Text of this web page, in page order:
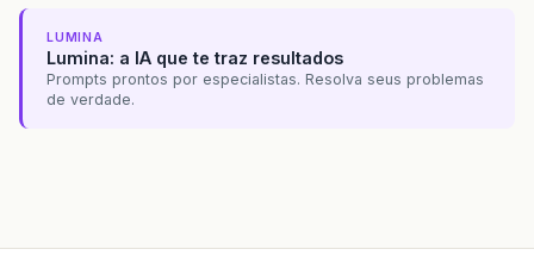
LUMINA
Lumina: a IA que te traz resultados
Prompts prontos por especialistas. Resolva seus problemas
de verdade.